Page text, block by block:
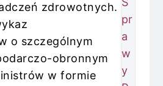
zdrowotnych.
o szczególnym
obronnym
w formie
pr
a
w
y